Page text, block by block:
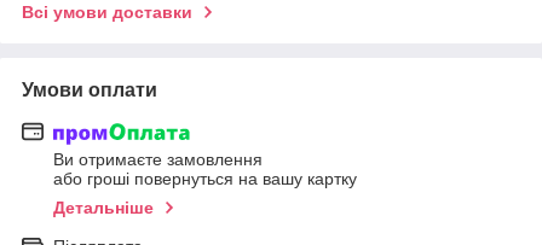
Всі умови доставки
Умови оплати
Ви отримаєте замовлення
або гроші повернуться на вашу картку
Детальніше